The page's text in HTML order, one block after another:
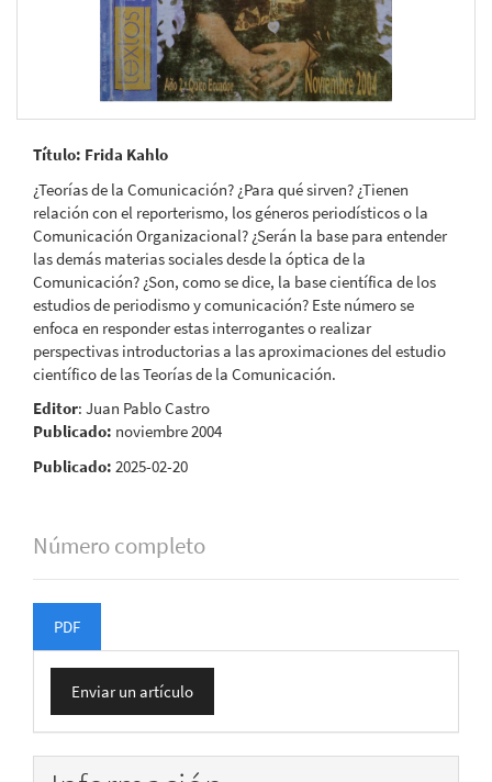
Título: Frida Kahlo
¿Teorías de la Comunicación? ¿Para qué sirven? ¿Tienen
relación con el reporterismo, los géneros periodísticos o la
Comunicación Organizacional? ¿Serán la base para entender
las demás materias sociales desde la óptica de la
Comunicación? ¿Son, como se dice, la base científica de los
estudios de periodismo y comunicación? Este número se
enfoca en responder estas interrogantes o realizar
perspectivas introductorias a las aproximaciones del estudio
científico de las Teorías de la Comunicación.
Editor: Juan Pablo Castro
Publicado: noviembre 2004
Publicado: 2025-02-20
Número completo
PDF
Enviar
un
artículo
Enviar un artículo